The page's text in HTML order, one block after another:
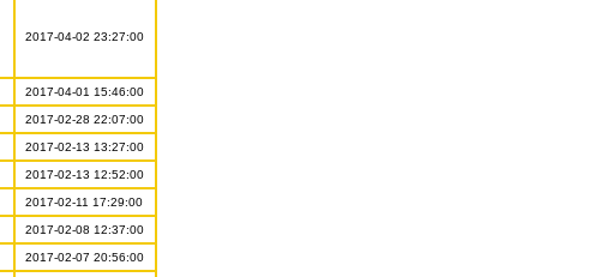
2017-04-02 23:27:00
2017-04-01 15:46:00
2017-02-28 22:07:00
2017-02-13 13:27:00
2017-02-13 12:52:00
2017-02-11 17:29:00
2017-02-08 12:37:00
2017-02-07 20:56:00